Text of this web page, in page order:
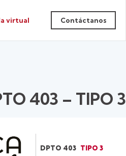
virtual Contáctanos
403 – TIPO 3
DPTO 403 TIPO 3